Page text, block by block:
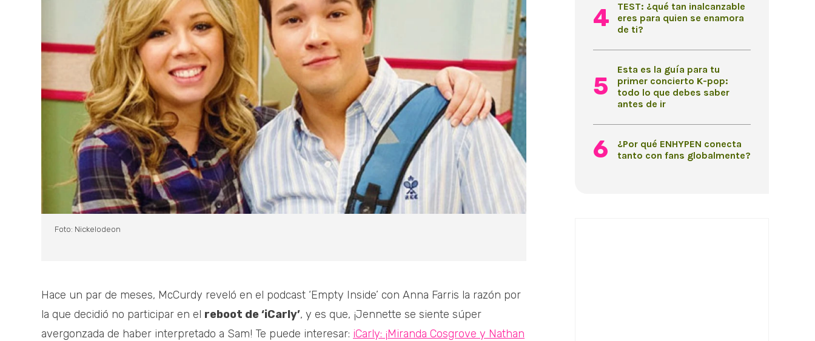
Foto: Nickelodeon
Hace un par de meses, McCurdy reveló en el podcast ‘Empty Inside’ con Anna Farris la razón por
la que decidió no participar en el reboot de ‘iCarly’, y es que, ¡Jennette se siente súper
avergonzada de haber interpretado a Sam! Te puede interesar: iCarly: ¡Miranda Cosgrove y Nathan
TEST: ¿qué tan inalcanzable
eres para quien se enamora
de ti?
Esta es la guía para tu
primer concierto K-pop:
todo lo que debes saber
antes de ir
¿Por qué ENHYPEN conecta
tanto con fans globalmente?